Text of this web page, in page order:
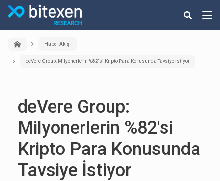
Haber Akışı
deVere Group: Milyonerlerin %82'si Kripto Para Konusunda Tavsiye İstiyor
deVere Group:
Milyonerlerin %82'si
Kripto Para Konusunda
Tavsiye İstiyor